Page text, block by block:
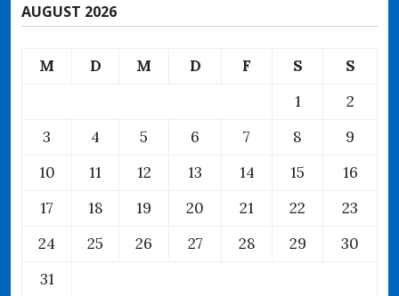
AUGUST 2026
M D M D F S
S
1
2
3
4 5 6 7 8
9
10
11 12 13 14 15
16
17
18 19 20 21 22
23
24
25 26 27 28 29
30
31